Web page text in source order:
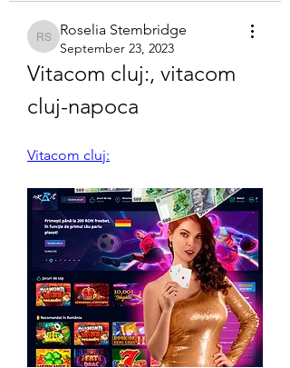
Roselia Stembridge
Roselia Stembridge
September 23, 2023
Vitacom cluj:, vitacom
cluj-napoca
Vitacom cluj: